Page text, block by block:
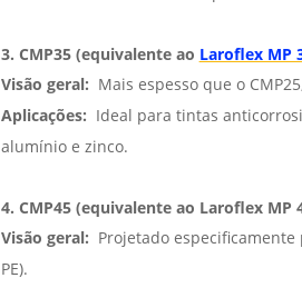
3. CMP35 (equivalente ao Laroflex MP
Visão geral: Mais espesso que o
Aplicações: Ideal para tintas
alumínio e zinco.
4. CMP45 (equivalente ao Laroflex MP
Visão geral: Projetado
PE).